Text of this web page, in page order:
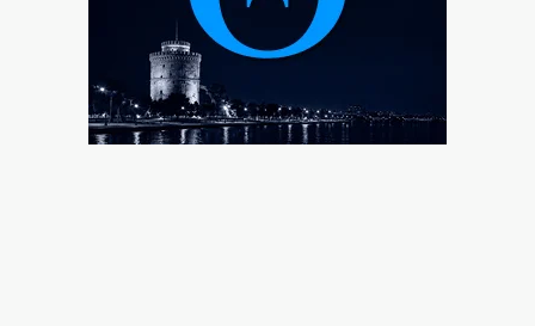
σύνταξη της νεκρής μητέρας του
«Χάσαμε τη θεία Στοπ»: Μια θεία, ένας θάνατος,
αμέτρητα αδιέξοδα
6|08|2026 | 21:30